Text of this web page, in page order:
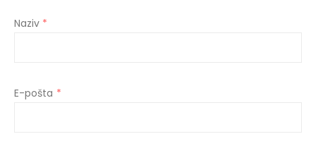
Naziv *
E-pošta *